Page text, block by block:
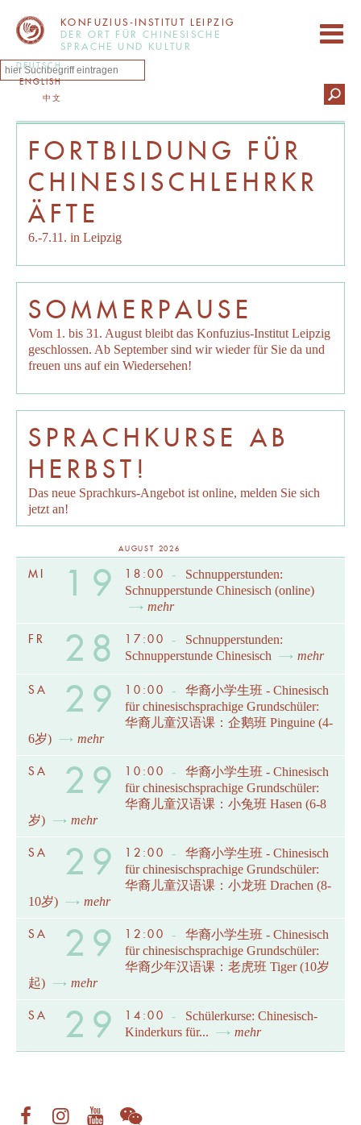
KONFUZIUS-INSTITUT LEIPZIG
DER ORT FÜR CHINESISCHE
SPRACHE UND KULTUR
DEUTSCH
ENGLISH
中文
FORTBILDUNG FÜR
CHINESISCHLEHRKR
ÄFTE
6.-7.11. in Leipzig
SOMMERPAUSE
Vom 1. bis 31. August bleibt das Konfuzius-Institut Leipzig
geschlossen. Ab September sind wir wieder für Sie da und
freuen uns auf ein Wiedersehen!
SPRACHKURSE AB
HERBST!
Das neue Sprachkurs-Angebot ist online, melden Sie sich
jetzt an!
AUGUST 2026
MI 19 18:00 -
Schnupperstunden:
Schnupperstunde Chinesisch (online)
mehr
FR 28 17:00 -
Schnupperstunden:
Schnupperstunde Chinesisch
mehr
SA 29 10:00 -
华裔小学生班 - Chinesisch
für chinesischsprachige Grundschüler:
华裔儿童汉语课：企鹅班 Pinguine (4-
6岁)
mehr
SA 29 10:00 -
华裔小学生班 - Chinesisch
für chinesischsprachige Grundschüler:
华裔儿童汉语课：小兔班 Hasen (6-8
岁)
mehr
SA 29 12:00 -
华裔小学生班 - Chinesisch
für chinesischsprachige Grundschüler:
华裔儿童汉语课：小龙班 Drachen (8-
10岁)
mehr
SA 29 12:00 -
华裔小学生班 - Chinesisch
für chinesischsprachige Grundschüler:
华裔少年汉语课：老虎班 Tiger (10岁
起)
mehr
SA 29 14:00 -
Schülerkurse: Chinesisch-
Kinderkurs für...
mehr